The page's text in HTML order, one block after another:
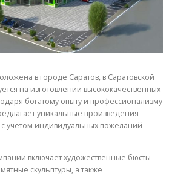
в городе Саратов, в Саратовской
на изготовлении высококачественных
богатому опыту и профессионализму
уникальные произведения
с учетом индивидуальных пожеланий
включает художественные бюсты
скульптуры, а также